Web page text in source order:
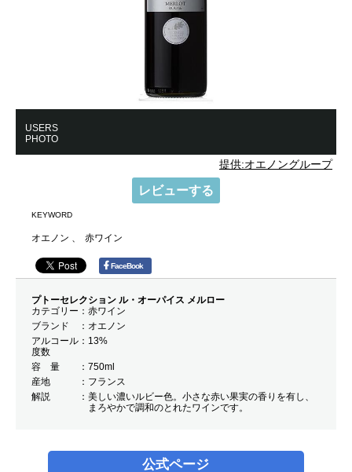
USERS
PHOTO
提供:オエノングループ
レビューする
KEYWORD
オエノン 赤ワイン
FaceBook
プトーセレクション ル・オーパイス メルロー
カテゴリー
赤ワイン
ブランド
オエノン
アルコール
度数
13%
容 量
750ml
産地
フランス
解説
美しい濃いルビー色。小さな赤い果実の香りを有し、
まろやかで調和のとれたワインです。
公式ページ